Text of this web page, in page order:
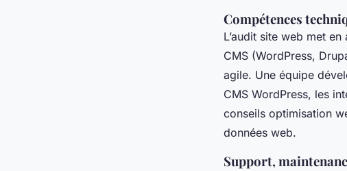
Compétences
L’audit site web met
CMS (WordPress,
agile. Une équipe
CMS WordPress, les
conseils optimisation
données web.
Support,